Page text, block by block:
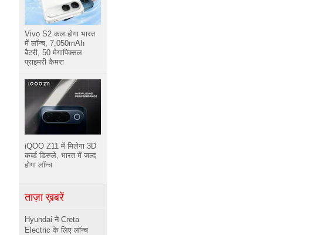
Vivo S2 कल होगा भारत
में लॉन्च, 7,050mAh
बैटरी, 50 मेगापिक्सल
प्राइमरी कैमरा
iQOO Z11 में मिलेगा 3D
कर्व्ड डिस्प्ले, भारत में जल्द
होगा लॉन्च
ताज़ा ख़बरें
Hyundai ने Creta
Electric के लिए लॉन्च